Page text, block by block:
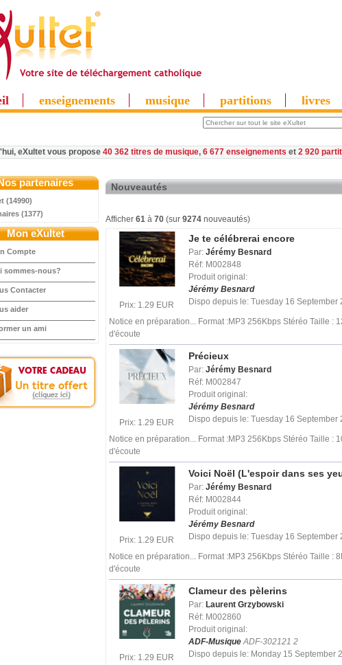
enseignements musique partitions livres
eXultet vous propose 40 362 titres de musique, 6 677 enseignements et 2 920
partenaires
(14990)
(1377)
Mon eXultet
Compte
sommes-nous?
Contacter
aider
un ami
Nouveautés
Afficher 61 à 70 (sur 9274 nouveautés)
Prix: 1.29 EUR
Je te célébrerai encore
Par: Jérémy Besnard
Réf: M002848
Produit original:
Jérémy Besnard
Dispo depuis le: Tuesday 16 September
Notice en préparation... Format :MP3 256Kbps Stéréo Taille :
d'écoute
Prix: 1.29 EUR
Précieux
Par: Jérémy Besnard
Réf: M002847
Produit original:
Jérémy Besnard
Dispo depuis le: Tuesday 16 September
Notice en préparation... Format :MP3 256Kbps Stéréo Taille :
d'écoute
Prix: 1.29 EUR
Voici Noël (L'espoir dans ses
Par: Jérémy Besnard
Réf: M002844
Produit original:
Jérémy Besnard
Dispo depuis le: Tuesday 16 September
Notice en préparation... Format :MP3 256Kbps Stéréo Taille :
d'écoute
Prix: 1.29 EUR
Clameur des pèlerins
Par: Laurent Grzybowski
Réf: M002860
Produit original:
ADF-MusiqueADF-302121 2
Dispo depuis le: Monday 15 September